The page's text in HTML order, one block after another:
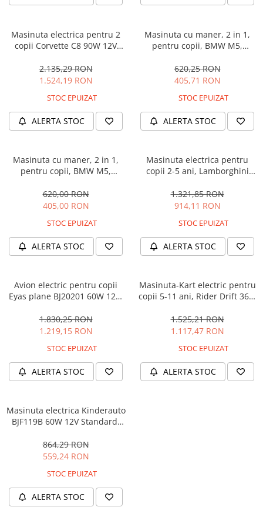
Masinuta electrica pentru 2
copii Corvette C8 90W 12V
2.135,29 RON
1.524,19 RON
STOC EPUIZAT
ALERTA STOC
Masinuta cu maner, 2 in 1,
pentru copii, BMW M5,
620,25 RON
405,71 RON
STOC EPUIZAT
ALERTA STOC
Masinuta cu maner, 2 in 1,
pentru copii, BMW M5,
620,00 RON
405,00 RON
STOC EPUIZAT
ALERTA STOC
Masinuta electrica pentru
copii 2-5 ani, Lamborghini
12V, galbena
1.321,85 RON
914,11 RON
STOC EPUIZAT
ALERTA STOC
Avion electric pentru copii
Eyas plane BJ20201 60W 12V,
1.830,25 RON
1.219,15 RON
STOC EPUIZAT
ALERTA STOC
Masinuta-Kart electric pentru
copii 5-11 ani, Rider Drift 360,
1.525,21 RON
1.117,47 RON
STOC EPUIZAT
ALERTA STOC
Masinuta electrica Kinderauto
BJF119B 60W 12V Standard,
864,29 RON
559,24 RON
STOC EPUIZAT
ALERTA STOC